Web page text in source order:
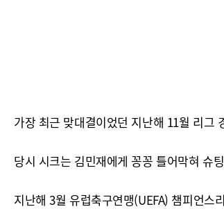
가장 최근 맞대결이었던 지난해 11월 리그
당시 시크는 김민재에게 꽁꽁 틀어막혀 슈
지난해 3월 유럽축구연맹(UEFA) 챔피언